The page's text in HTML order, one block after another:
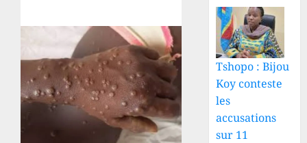
Tshopo : Bijou
Koy conteste
les
accusations
sur 11